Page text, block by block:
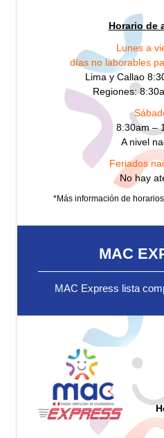
Horario de
Lunes a
días no laborables
Lima y Callao
Regiones:
8:30am –
A nivel
Feriados
No hay
*Más información de
MAC
MAC Express lista